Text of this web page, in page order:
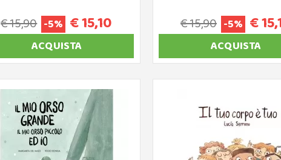
€ 15,90 -5% € 15,10
ACQUISTA
€ 15,90 -5% €
ACQUISTA